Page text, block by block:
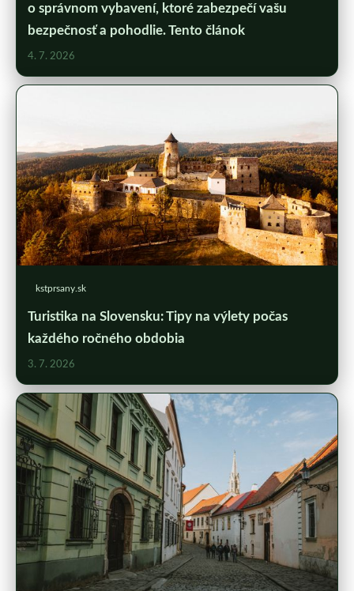
o správnom vybavení, ktoré zabezpečí vašu
bezpečnosť a pohodlie. Tento článok
4. 7. 2026
kstprsany.sk
Turistika na Slovensku: Tipy na výlety počas
každého ročného obdobia
3. 7. 2026